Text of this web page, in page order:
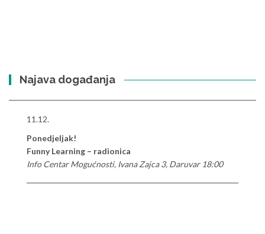
Najava događanja
11.12.
Ponedjeljak!
Funny Learning – radionica
Info Centar Mogućnosti, Ivana Zajca 3, Daruvar 18:00